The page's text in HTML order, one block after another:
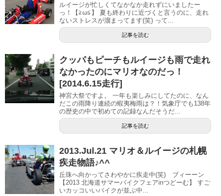
ルイージが忙しくてなかなか走れずにいましたー
っ！【≧ω≦】 夏も終わりに近づくと言うのに、走れ
ないストレスが溜まってます(笑) って...
記事を読む
クッパもピーチもルイージも雨で走れ
なかったのにマリオなのだっ！
[2014.6.15走行]
神宮大祭ですよ。 一年も楽しみにしてたのに、なん
だこの雨降り連続の蝦夷梅雨は？！気象庁でも138年
の歴史の中で初めての記録なんだそうだ...
記事を読む
2013.Jul.21 マリオ＆ルイージの札幌
疾走物語♪^^
丘珠へ向かってさわやかに疾走中(笑) ブィーーン
【2013 北海道サマーバイクフェアinつどーむ】 すご
いカッコいいバイクが並ぶ中...